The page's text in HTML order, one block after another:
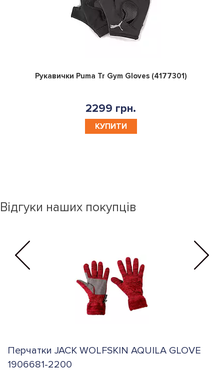
0
Рукавички Puma Tr Gym Gloves (4177301)
2299 грн.
КУПИТИ
Відгуки наших покупців
Перчатки JACK WOLFSKIN AQUILA GLOVE
1906681-2200